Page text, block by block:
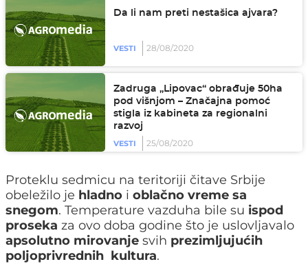
Da li nam preti nestašica ajvara?
VESTI 28/08/2020
Zadruga „Lipovac“ obrađuje 50ha
pod višnjom – Značajna pomoć
stigla iz kabineta za regionalni
razvoj
VESTI
25/08/2020
Proteklu sedmicu na teritoriji čitave Srbije
obeležilo je hladno i oblačno vreme sa
snegom. Temperature vazduha bile su ispod
proseka za ovo doba godine što je uslovljavalo
apsolutno mirovanje svih prezimljujućih
poljoprivrednih kultura.